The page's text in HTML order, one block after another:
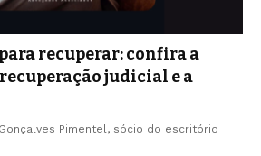
recuperar: confira a
judicial e a
Pimentel, sócio do escritório